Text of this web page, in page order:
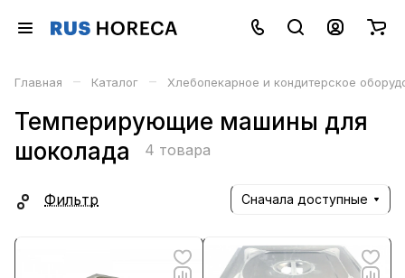
Главная – Каталог – Хлебопекарное и кондитерское
Темперирующие машины для
шоколада
4 товара
Фильтр Сначала доступные